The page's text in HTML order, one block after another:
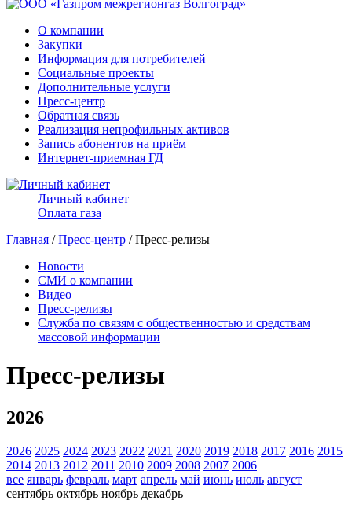
О компании
Закупки
Информация для потребителей
Социальные проекты
Дополнительные услуги
Пресс-центр
Обратная связь
Реализация непрофильных активов
Запись абонентов на приём
Интернет-приемная ГД
Личный кабинет
Оплата газа
Главная /Пресс-центр / Пресс-релизы
Новости
СМИ о компании
Видео
Пресс-релизы
Служба по связям с общественностью и средствам
массовой информации
Пресс-релизы
2026
2026 2025 2024 2023 2022 2021 2020 2019 2018 2017 2016 2015
2014 2013 2012 2011 2010 2009 2008 2007 2006
все январь февраль март апрель май июнь июль август
сентябрь октябрь ноябрь декабрь